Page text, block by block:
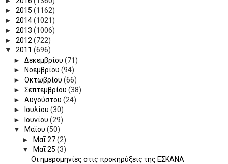
► 2015 (1162)
► 2014(1021)
► 2013 (1006)
► 2012 (722)
▼ 2011 (696)
► Δεκεμβρίου (71)
►
Νοεμβρίου (94)
► Οκτωβρίου (66)
► Σεπτεμβρίου (38)
► Αυγούστου (24)
►
Ιουλίου (30)
►
Ιουνίου (29)
▼
Μαΐου (50)
►
Μαΐ 27(2)
▼
Μαΐ 25 (3)
Οι ημερομηνίες στις προκηρύξεις της ΕΣΚΑΝΑ